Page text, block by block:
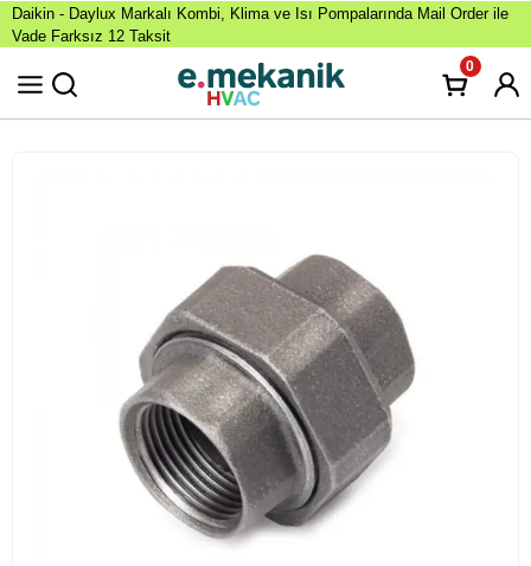
Daikin - Daylux Markalı Kombi, Klima ve Isı Pompalarında Mail Order ile
Vade Farksız 12 Taksit
0